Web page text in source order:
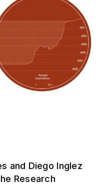
and Diego Inglez
Research